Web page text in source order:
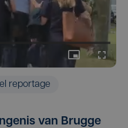
reportage
van Brugge